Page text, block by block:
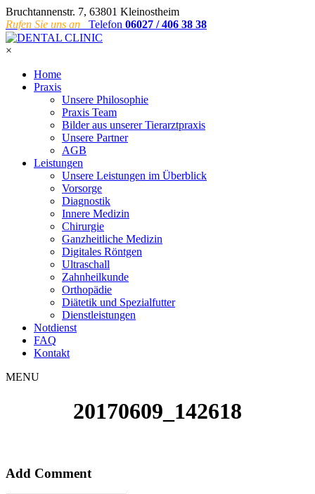
Bruchtannenstr. 7, 63801 Kleinostheim
Rufen Sie uns an
Telefon 06027 / 406 38 38
×
Home
Praxis
Unsere Philosophie
Praxis Team
Bilder aus unserer Tierarztpraxis
Unsere Partner
AGB
Leistungen
Unsere Leistungen im Überblick
Vorsorge
Diagnostik
Innere Medizin
Chirurgie
Ganzheitliche Medizin
Digitales Röntgen
Ultraschall
Zahnheilkunde
Orthopädie
Diätetik und Spezialfutter
Dienstleistungen
Notdienst
FAQ
Kontakt
MENU
20170609_142618
Add Comment